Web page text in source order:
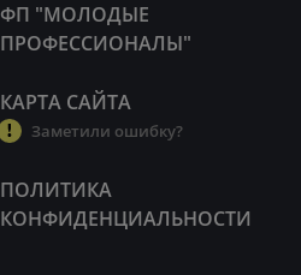
ФП "МОЛОДЫЕ
ПРОФЕССИОНАЛЫ"
КАРТА САЙТА
Заметили ошибку?
ПОЛИТИКА
КОНФИДЕНЦИАЛЬНОСТИ